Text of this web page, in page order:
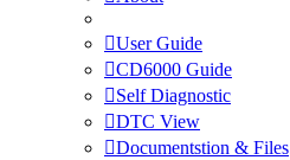
User Guide
CD6000 Guide
Self Diagnostic
DTC View
Documentstion & Files